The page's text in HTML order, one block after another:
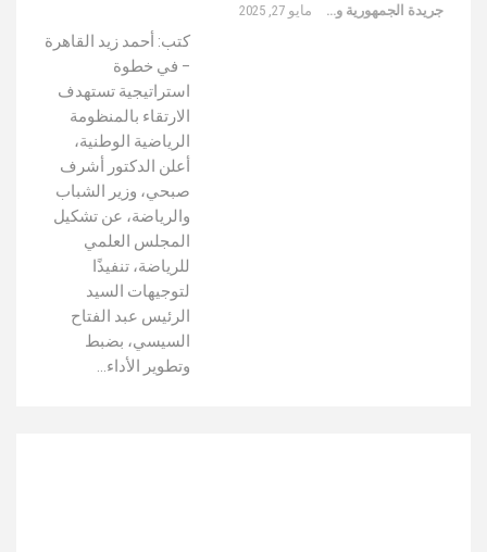
جريدة الجمهورية والعالم مايو 27, 2025
كتب: أحمد زيد القاهرة
– في خطوة
استراتيجية تستهدف
الارتقاء بالمنظومة
الرياضية الوطنية،
أعلن الدكتور أشرف
صبحي، وزير الشباب
والرياضة، عن تشكيل
المجلس العلمي
للرياضة، تنفيذًا
لتوجيهات السيد
الرئيس عبد الفتاح
السيسي، بضبط
وتطوير الأداء…